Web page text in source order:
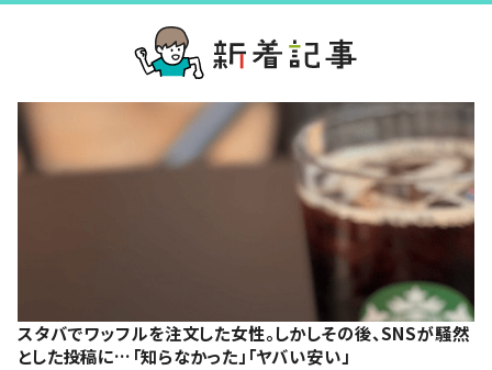
スタバでワッフルを注文した女性。しかしその後、SNSが騒然
とした投稿に…「知らなかった」「ヤバい安い」